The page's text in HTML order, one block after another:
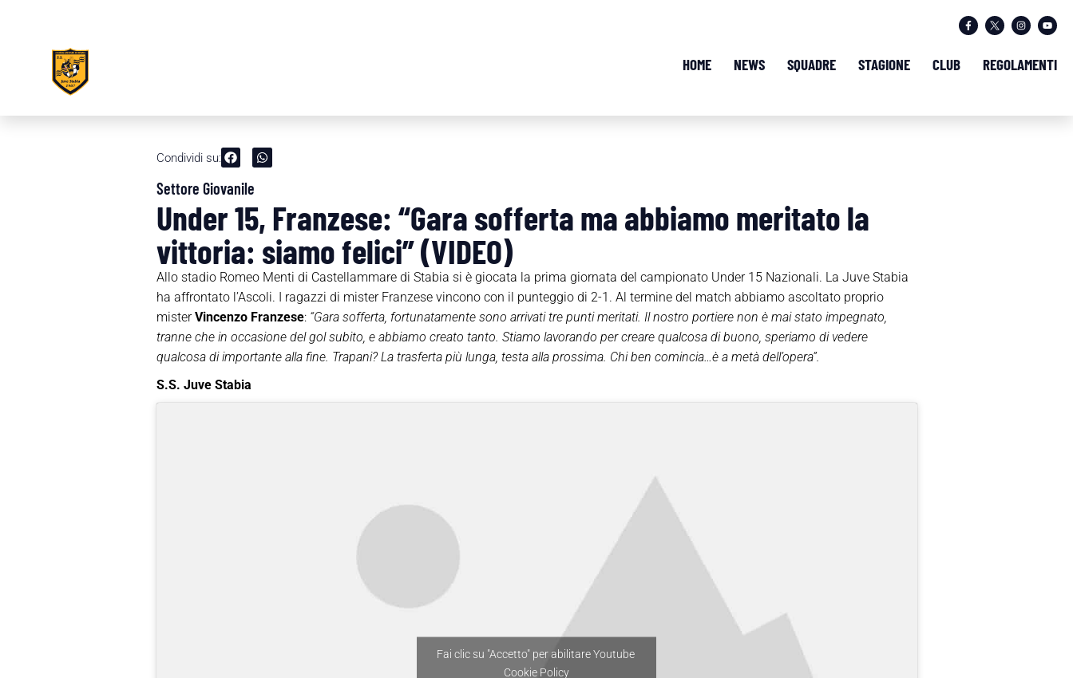
HOME NEWS SQUADRE STAGIONE CLUB REGOLAMENTI
Condividi su:
Settore Giovanile
Under 15, Franzese: “Gara sofferta ma abbiamo meritato la
vittoria: siamo felici” (VIDEO)
Allo stadio Romeo Menti di Castellammare di Stabia si è giocata la prima giornata del campionato Under 15 Nazionali. La Juve Stabia
ha affrontato l’Ascoli. I ragazzi di mister Franzese vincono con il punteggio di 2-1. Al termine del match abbiamo ascoltato proprio
misterVincenzo Franzese: “Gara sofferta, fortunatamente sono arrivati tre punti meritati. Il nostro portiere non è mai stato impegnato,
tranne che in occasione del gol subito, e abbiamo creato tanto. Stiamo lavorando per creare qualcosa di buono, speriamo di vedere
qualcosa di importante alla fine. Trapani? La trasferta più lunga, testa alla prossima. Chi ben comincia…è a metà dell’opera”.
S.S. Juve Stabia
Fai clic su "Accetto" per abilitare Youtube
Cookie Policy